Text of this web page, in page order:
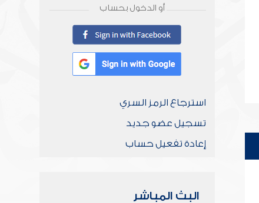
أو الدخول بحساب
استرجاع الرمز السري
تسجيل عضو جديد
إعادة تفعيل حساب
البث المباشر